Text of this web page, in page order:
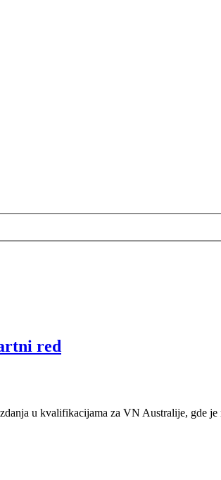
red
u kvalifikacijama za VN Australije, gde